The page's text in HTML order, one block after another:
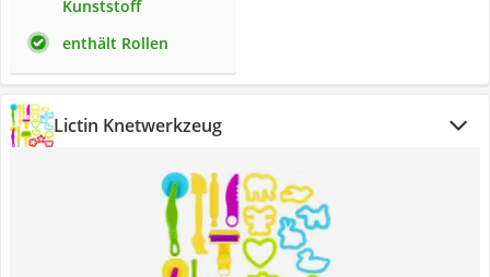
Kunststoff
enthält Rollen
Lictin Knetwerkzeug